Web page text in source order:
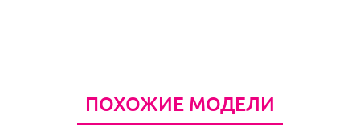
ПОХОЖИЕ МОДЕЛИ